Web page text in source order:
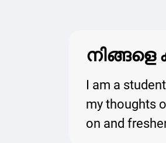
നിങ്ങളെ
I am a
my thoughts
on and